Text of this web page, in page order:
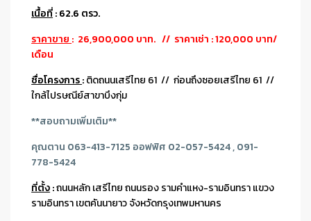
เนื้อที่: 62.6 ตรว.
ราคาขาย : 26,900,000 บาท. // ราคาเช่า : 120,000 บาท/
เดือน
ชื่อโครงการ:ติดถนนเสรีไทย 61 // ก่อนถึงซอยเสรีไทย 61 //
ใกล้ไปรษณีย์สาขาบึงกุ่ม
**สอบถามเพิ่มเติม**
คุณตาน 063-413-7125 ออฟฟิศ 02-057-5424 , 091-
778-5424
ที่ตั้ง:ถนนหลัก เสรีไทย ถนนรอง รามคำแหง-รามอินทรา แขวง
รามอินทรา เขตคันนายาว จังหวัดกรุงเทพมหานคร